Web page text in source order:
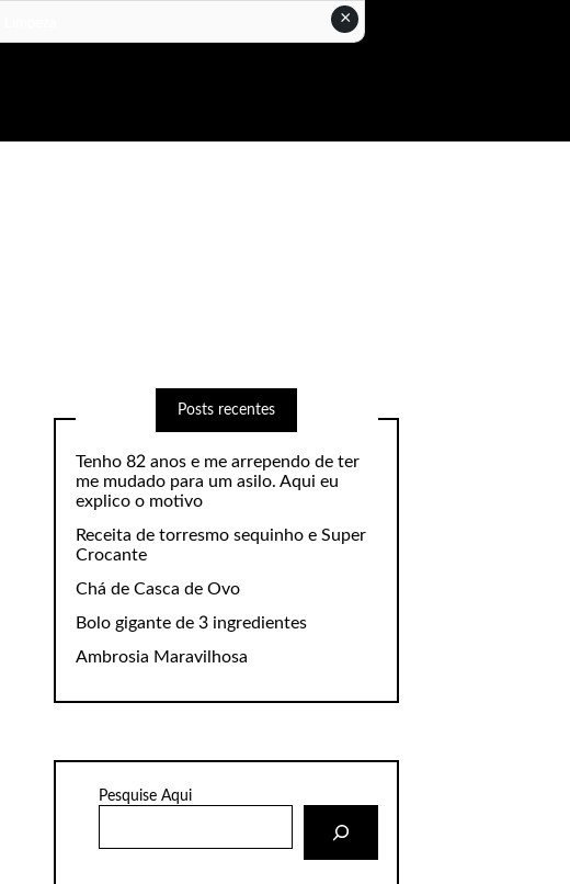
Posts recentes
Tenho 82 anos e me arrependo de ter
me mudado para um asilo. Aqui eu
explico o motivo
Receita de torresmo sequinho e Super
Crocante
Chá de Casca de Ovo
Bolo gigante de 3 ingredientes
Ambrosia Maravilhosa
Pesquise Aqui
×